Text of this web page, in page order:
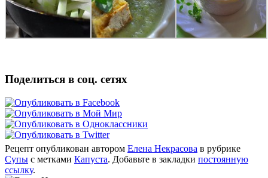
Поделиться в соц. сетях
Рецепт опубликован автором Елена Некрасова в рубрике
Супы с метками Капуста. Добавьте в закладки постоянную
ссылку.